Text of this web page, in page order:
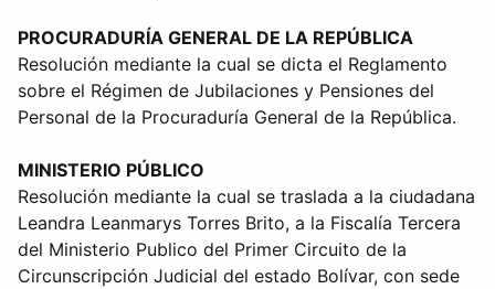
PROCURADURÍA GENERAL DE LA REPÚBLICA
Resolución mediante la cual se dicta el Reglamento
sobre el Régimen de Jubilaciones y Pensiones del
Personal de la Procuraduría General de la República.
MINISTERIO PÚBLICO
Resolución mediante la cual se traslada a la ciudadana
Leandra Leanmarys Torres Brito, a la Fiscalía Tercera
del Ministerio Publico del Primer Circuito de la
Circunscripción Judicial del estado Bolívar, con sede